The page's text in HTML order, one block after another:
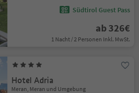
Südtirol Guest Pass
ab 326€
1 Nacht / 2 Personen Inkl. MwSt.
Hotel Adria
Meran, Meran und Umgebung